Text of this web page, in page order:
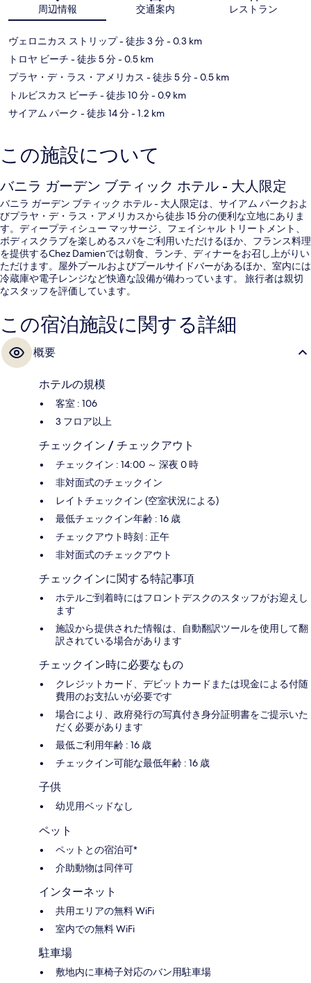
周辺情報 交通案内 レストラン
ヴェロニカス ストリップ- 徒歩 3 分- 0.3 km
トロヤ ビーチ - 徒歩 5 分- 0.5 km
プラヤ・デ・ラス・アメリカス - 徒歩 5 分- 0.5 km
トルビスカス ビーチ - 徒歩 10 分- 0.9 km
サイアム パーク - 徒歩 14 分- 1.2 km
この施設について
バニラ ガーデン ブティック ホテル - 大人限定
バニラ ガーデン ブティック ホテル - 大人限定は、サイアム パークおよ
びプラヤ・デ・ラス・アメリカスから徒歩 15 分の便利な立地にありま
す。ディープティシュー マッサージ、フェイシャル トリートメント、
ボディスクラブを楽しめるスパをご利用いただけるほか、フランス料理
を提供するChez Damienでは朝食、ランチ、ディナーをお召し上がりい
ただけます。屋外プールおよびプールサイドバーがあるほか、室内には
冷蔵庫や電子レンジなど快適な設備が備わっています。 旅行者は親切
なスタッフを評価しています。
この宿泊施設に関する詳細
概要
ホテルの規模
客室 : 106
3 フロア以上
チェックイン / チェックアウト
チェックイン : 14:00 ～ 深夜 0 時
非対面式のチェックイン
レイトチェックイン (空室状況による)
最低チェックイン年齢 : 16 歳
チェックアウト時刻 : 正午
非対面式のチェックアウト
チェックインに関する特記事項
ホテルご到着時にはフロントデスクのスタッフがお迎えし
ます
施設から提供された情報は、自動翻訳ツールを使用して翻
訳されている場合があります
チェックイン時に必要なもの
クレジットカード、デビットカードまたは現金による付随
費用のお支払いが必要です
場合により、政府発行の写真付き身分証明書をご提示いた
だく必要があります
最低ご利用年齢 : 16 歳
チェックイン可能な最低年齢 : 16 歳
子供
幼児用ベッドなし
ペット
ペットとの宿泊可*
介助動物は同伴可
インターネット
共用エリアの無料 WiFi
室内での無料 WiFi
駐車場
敷地内に車椅子対応のバン用駐車場